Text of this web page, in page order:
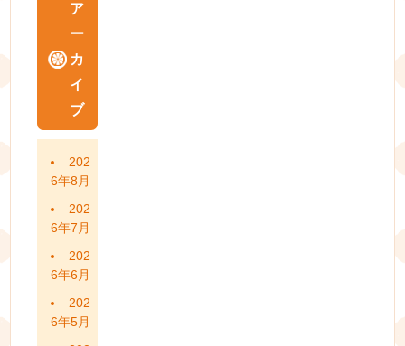
ア
ー
カ
イ
ブ
202
6年8月
202
6年7月
202
6年6月
202
6年5月